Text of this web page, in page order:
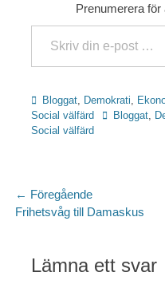
Prenumerera
Skriv din e-post …
Kategorier
Bloggat Demokrati
Social välfärd
Etiketter
Bloggat
Social välfärd
← Föregående
Föregående
Frihetsvåg till Damaskus
Lämna ett svar